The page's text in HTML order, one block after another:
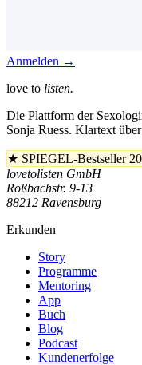
Anmelden →
love to listen.
Die Plattform der
Sonja Ruess. Klartext
★ SPIEGEL-Bestseller
lovetolisten GmbH
Roßbachstr. 9-13
88212 Ravensburg
Erkunden
Story
Programme
Mentoring
App
Buch
Blog
Podcast
Kundenerfolge